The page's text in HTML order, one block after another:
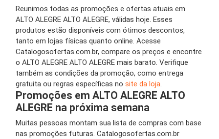
Reunimos todas as promoções e ofertas atuais em
ALTO ALEGRE ALTO ALEGRE, válidas hoje. Esses
produtos estão disponíveis com ótimos descontos,
tanto em lojas físicas quanto online. Acesse
Catalogosofertas.com.br, compare os preços e encontre
o ALTO ALEGRE ALTO ALEGRE mais barato. Verifique
também as condições da promoção, como entrega
gratuita ou regras específicas no site da loja
Promoções em ALTO ALEGRE ALTO
ALEGRE na próxima semana
Muitas pessoas montam sua lista de compras com base
nas promoções futuras. Catalogosofertas.com.br